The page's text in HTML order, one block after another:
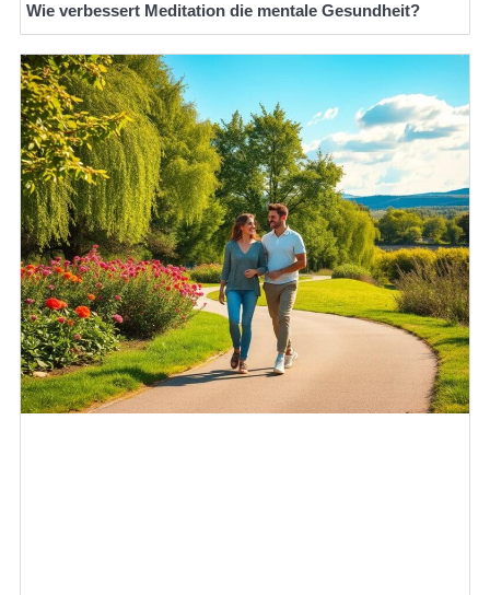
Wie verbessert Meditation die mentale Gesundheit?